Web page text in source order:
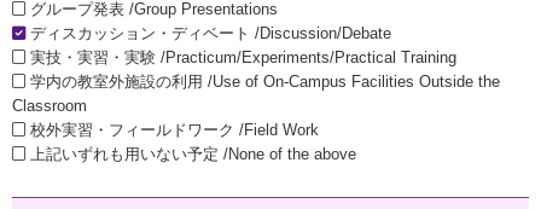
グループ発表 /Group Presentations
ディスカッション・ディベート /Discussion/Debate
実技・実習・実験 /Practicum/Experiments/Practical Training
学内の教室外施設の利用 /Use of On-Campus Facilities Outside the
Classroom
校外実習・フィールドワーク /Field Work
上記いずれも用いない予定 /None of the above